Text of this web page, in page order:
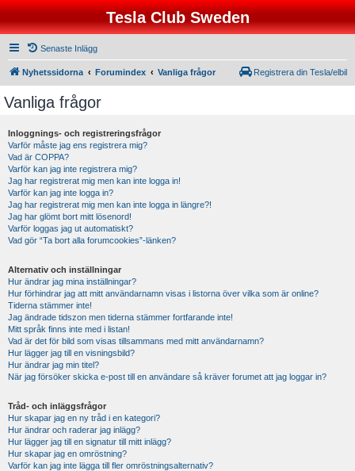
Tesla Club Sweden
Senaste Inlägg
Nyhetssidorna Forumindex Vanliga frågor Registrera din Tesla/elbil
Vanliga frågor
Inloggnings- och registreringsfrågor
Varför måste jag ens registrera mig?
Vad är COPPA?
Varför kan jag inte registrera mig?
Jag har registrerat mig men kan inte logga in!
Varför kan jag inte logga in?
Jag har registrerat mig men kan inte logga in längre?!
Jag har glömt bort mitt lösenord!
Varför loggas jag ut automatiskt?
Vad gör “Ta bort alla forumcookies”-länken?
Alternativ och inställningar
Hur ändrar jag mina inställningar?
Hur förhindrar jag att mitt användarnamn visas i listorna över vilka som är online?
Tiderna stämmer inte!
Jag ändrade tidszon men tiderna stämmer fortfarande inte!
Mitt språk finns inte med i listan!
Vad är det för bild som visas tillsammans med mitt användarnamn?
Hur lägger jag till en visningsbild?
Hur ändrar jag min titel?
När jag försöker skicka e-post till en användare så kräver forumet att jag loggar in?
Tråd- och inläggsfrågor
Hur skapar jag en ny tråd i en kategori?
Hur ändrar och raderar jag inlägg?
Hur lägger jag till en signatur till mitt inlägg?
Hur skapar jag en omröstning?
Varför kan jag inte lägga till fler omröstningsalternativ?